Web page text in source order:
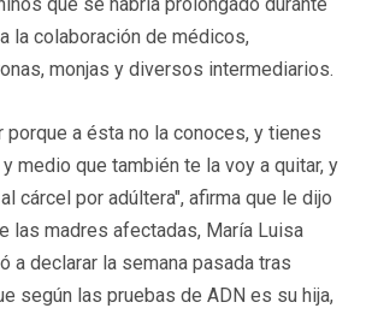
la colaboración de médicos,
monjas y diversos intermediarios.
porque a ésta no la conoces, y tienes
medio que también te la voy a quitar, y
cárcel por adúltera", afirma que le dijo
las madres afectadas, María Luisa
a declarar la semana pasada tras
según las pruebas de ADN es su hija,